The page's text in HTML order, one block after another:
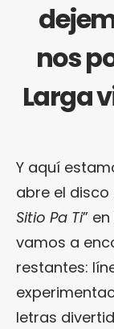
nos
Larga
Y aquí
abre el disco
Sitio Pa Ti”
vamos a
restantes:
letras